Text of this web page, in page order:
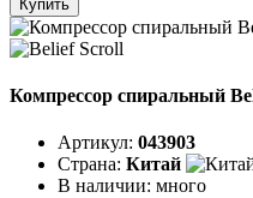
Купить
Компрессор спиральный
Артикул: 043903
Страна: Китай
В наличии: много